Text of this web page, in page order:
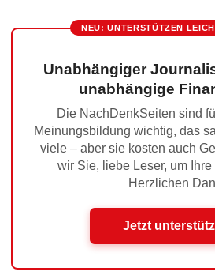
NEU: UNTERSTÜTZEN
Unabhängiger
unabhängige
Die NachDenkSeiten sind
Meinungsbildung wichtig, das
viele – aber sie kosten auch
wir Sie, liebe Leser, um
Herzlichen
Jetzt